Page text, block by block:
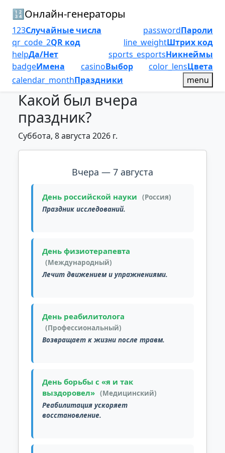
🔢 Онлайн-генераторы
123Случайные числа passwordПароли
qr_code_2QR код line_weightШтрих код
helpДа/Нет sports_esportsНикнеймы
badgeИмена casinoВыбор color_lensЦвета
calendar_monthПраздники menu
Какой был вчера
праздник?
Суббота, 8 августа 2026 г.
Вчера — 7 августа
День российской науки
(Россия)
Праздник исследований.
День физиотерапевта
(Международный)
Лечит движением и упражнениями.
День реабилитолога
(Профессиональный)
Возвращает к жизни после травм.
День борьбы с «я и так
выздоровел» (Медицинский)
Реабилитация ускоряет
восстановление.